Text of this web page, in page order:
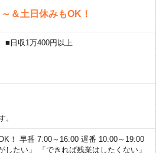
＆土日休みもOK！
日収1万400円以上
。
！ 早番 7:00～16:00 遅番 10:00～19:00
したい」 「できれば残業はしたくない」